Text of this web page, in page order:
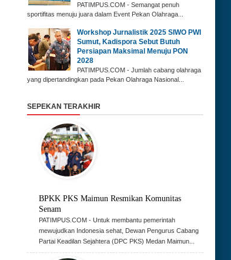
‎PATIMPUS.COM - Semangat penuh
sportifitas menuju juara dalam Event Pekan Olahraga...
‎Workshop Jurnalistik 2025 SIWO PWI
Sumut, Kadispora Sebut Butuh
Persiapan Maksimal Menuju PON
2028
‎PATIMPUS.COM - Jumlah cabang olahraga
yang dipertandingkan pada Pekan Olahraga Nasional...
SEPEKAN TERAKHIR
BPKK PKS Maimun Resmikan Komunitas
Senam
PATIMPUS.COM - Untuk membantu pemerintah
mewujudkan Indonesia sehat, Dewan Pengurus Cabang
Partai Keadilan Sejahtera (DPC PKS) Medan Maimun...